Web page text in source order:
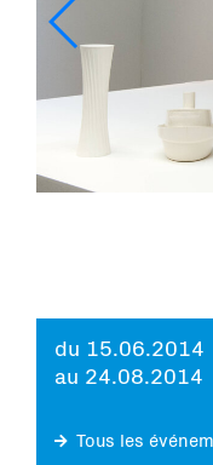
du 15.06.2014
au 24.08.2014
Tous les